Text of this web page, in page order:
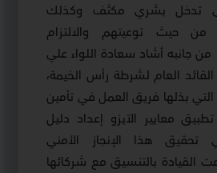
تدخل بشري مكثف وكذلك
حيث توعيتهم والالتزام
جانبه أشاد سعادة اللواء علي
العام لشرطة رأس الخيمة،
التي بذلها فريق العمل في تأمين
معايير الآيزو إعداد دليل
هذا الإنجاز الأمني
القيادة بالتنسيق مع شركائها